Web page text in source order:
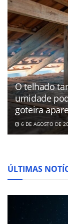
O telhado
umidade
goteira
6 DE AGOSTO DE
ÚLTIMAS